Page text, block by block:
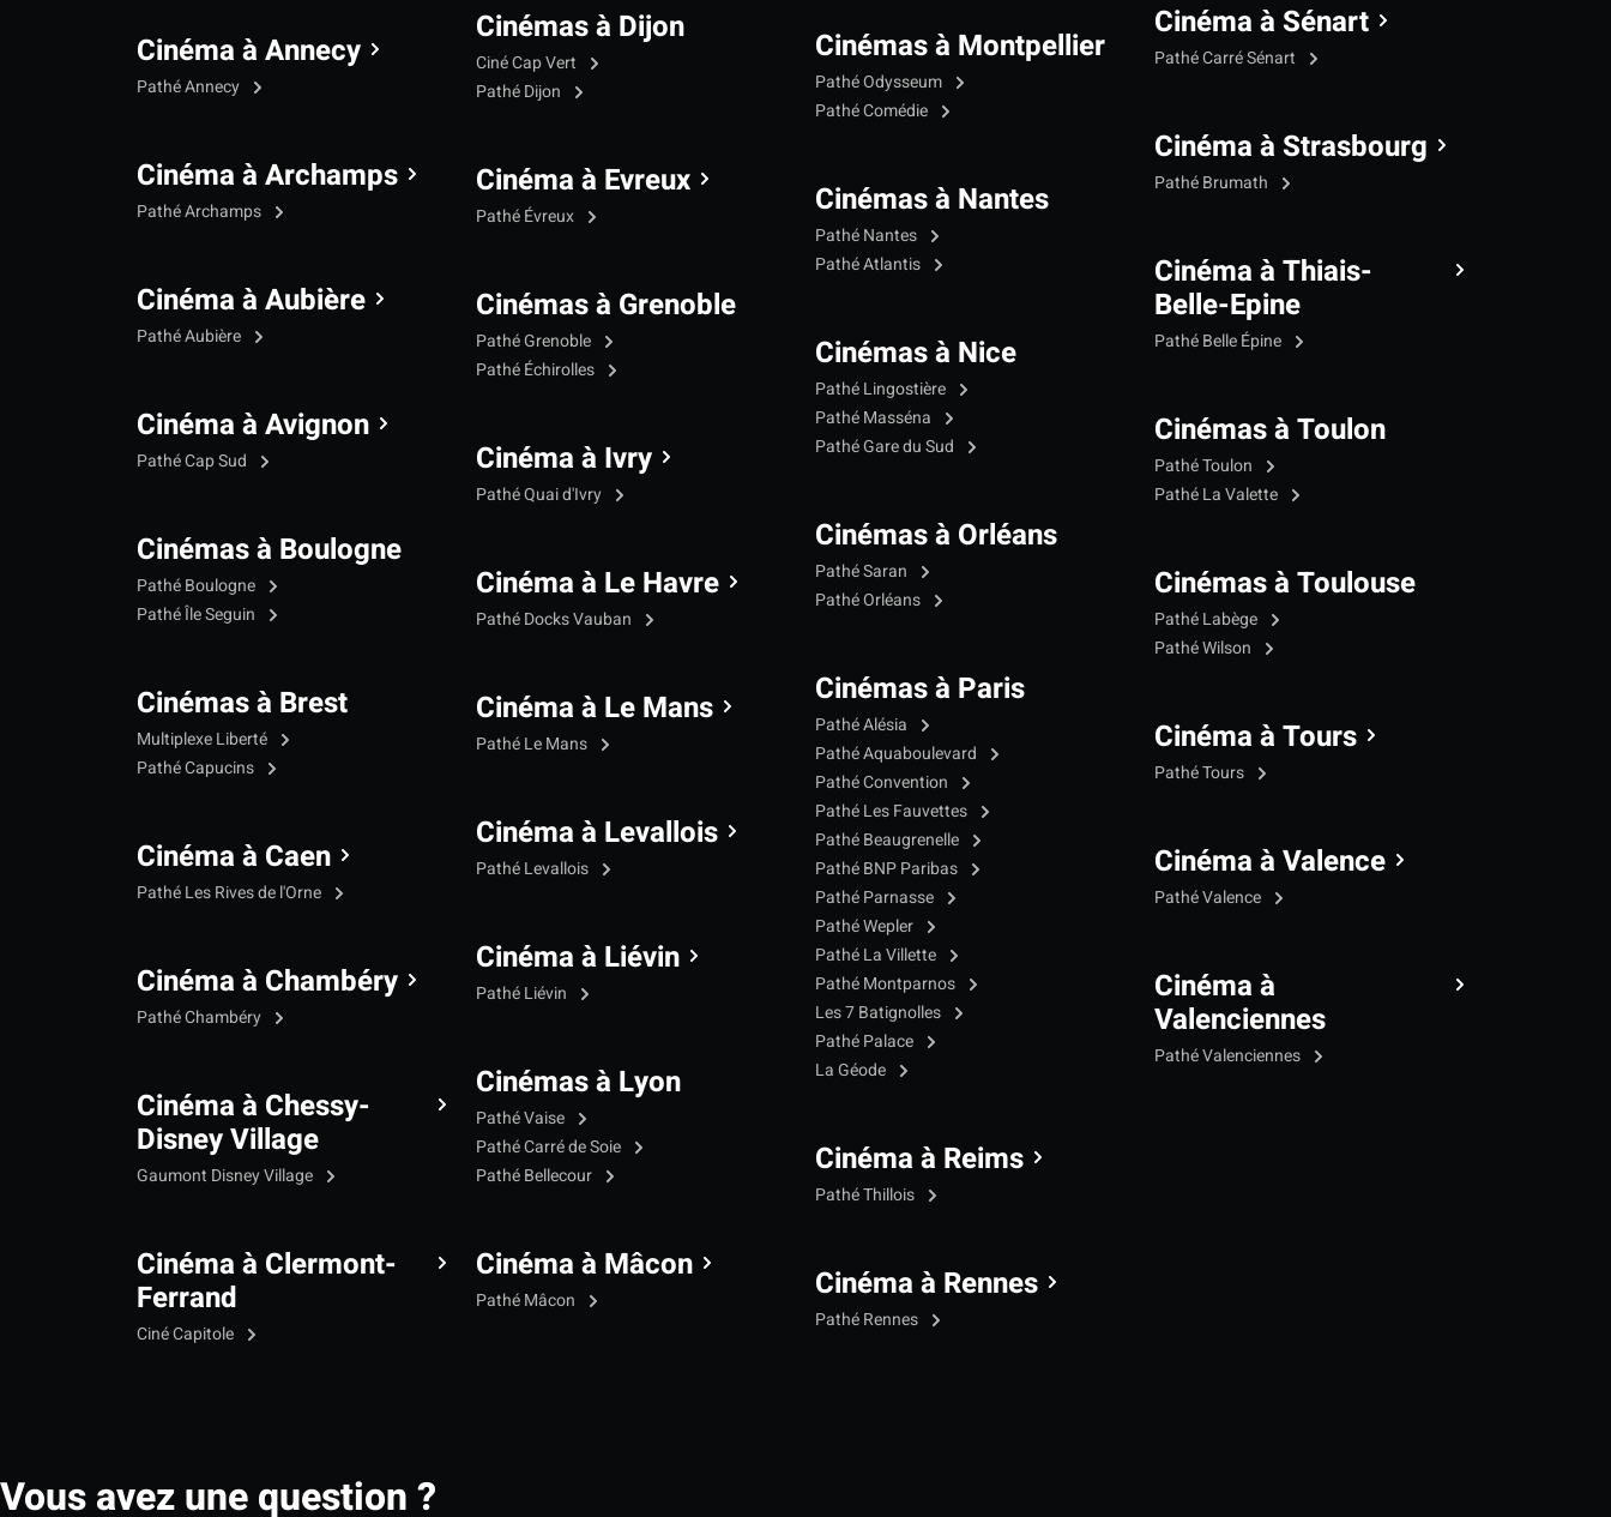
Cinéma à Annecy
Pathé Annecy
Cinéma à Archamps
Pathé Archamps
Cinéma à Aubière
Pathé Aubière
Cinéma à Avignon
Pathé Cap Sud
Cinémas à Boulogne
Pathé Boulogne
Pathé Île Seguin
Cinémas à Brest
Multiplexe Liberté
Pathé Capucins
Cinéma à Caen
Pathé Les Rives de l'Orne
Cinéma à Chambéry
Pathé Chambéry
Cinéma à Chessy-
Disney Village
Gaumont Disney Village
Cinéma à Clermont-
Ferrand
Ciné Capitole
Cinémas à Dijon
Ciné Cap Vert
Pathé Dijon
Cinéma à Evreux
Pathé Évreux
Cinémas à Grenoble
Pathé Grenoble
Pathé Échirolles
Cinéma à Ivry
Pathé Quai d'Ivry
Cinéma à Le Havre
Pathé Docks Vauban
Cinéma à Le Mans
Pathé Le Mans
Cinéma à Levallois
Pathé Levallois
Cinéma à Liévin
Pathé Liévin
Cinémas à Lyon
Pathé Vaise
Pathé Carré de Soie
Pathé Bellecour
Cinéma à Mâcon
Pathé Mâcon
Cinémas à Montpellier
Pathé Odysseum
Pathé Comédie
Cinémas à Nantes
Pathé Nantes
Pathé Atlantis
Cinémas à Nice
Pathé Lingostière
Pathé Masséna
Pathé Gare du Sud
Cinémas à Orléans
Pathé Saran
Pathé Orléans
Cinémas à Paris
Pathé Alésia
Pathé Aquaboulevard
Pathé Convention
Pathé Les Fauvettes
Pathé Beaugrenelle
Pathé BNP Paribas
Pathé Parnasse
Pathé Wepler
Pathé La Villette
Pathé Montparnos
Les 7 Batignolles
Pathé Palace
La Géode
Cinéma à Reims
Pathé Thillois
Cinéma à Rennes
Pathé Rennes
Cinéma à Sénart
Pathé Carré Sénart
Cinéma à Strasbourg
Pathé Brumath
Cinéma à Thiais-
Belle-Epine
Pathé Belle Épine
Cinémas à Toulon
Pathé Toulon
Pathé La Valette
Cinémas à Toulouse
Pathé Labège
Pathé Wilson
Cinéma à Tours
Pathé Tours
Cinéma à Valence
Pathé Valence
Cinéma à
Valenciennes
Pathé Valenciennes
Vous avez une question ?